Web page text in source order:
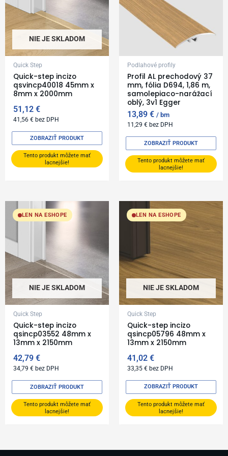
NIE JE SKLADOM
Quick Step
Quick-step incizo
qsvincp40018 45mm x
8mm x 2000mm
51,12€
41,56€ bez DPH
Tento produkt môžete mať
lacnejšie!
ZOBRAZIŤ PRODUKT
Podlahové profily
Profil AL prechodový 37
mm, fólia D694, 1,86 m,
samolepiaco-narážací
oblý, 3v1 Egger
13,89€ bm
11,29€ bez DPH
Tento produkt môžete mať
lacnejšie!
ZOBRAZIŤ PRODUKT
LEN NA ESHOPE
NIE JE SKLADOM
Quick Step
Quick-step incizo
qsincp03552 48mm x
13mm x 2150mm
42,79€
34,79€ bez DPH
Tento produkt môžete mať
lacnejšie!
ZOBRAZIŤ PRODUKT
LEN NA ESHOPE
NIE JE SKLADOM
Quick Step
Quick-step incizo
qsincp05796 48mm x
13mm x 2150mm
41,02€
33,35€ bez DPH
Tento produkt môžete mať
lacnejšie!
ZOBRAZIŤ PRODUKT